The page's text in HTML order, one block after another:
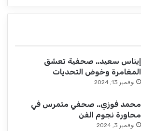
إيناس سعيد.. صحفية تعشق
المغامرة وخوض التحديات
نوفمبر 13, 2024
محمد فوزي.. صحفي متمرس في
محاورة نجوم الفن
نوفمبر 3, 2024